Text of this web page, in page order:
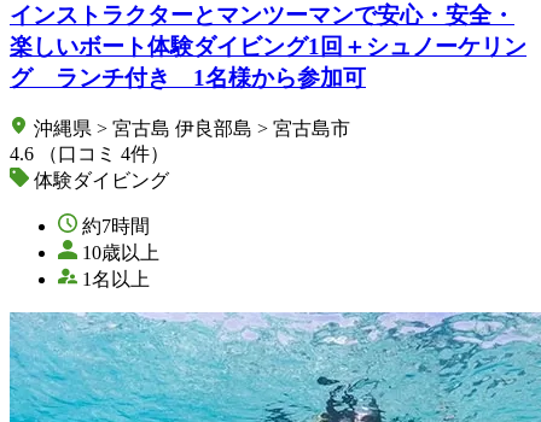
インストラクターとマンツーマンで安心・安全・
楽しいボート体験ダイビング1回＋シュノーケリン
グ ランチ付き 1名様から参加可
沖縄県 > 宮古島 伊良部島 > 宮古島市
4.6
（口コミ 4件）
体験ダイビング
約7時間
10歳以上
1名以上